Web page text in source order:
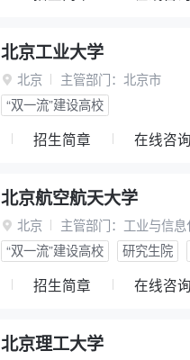
北京工业大学
 北京 主管部门： 北京市
“双一流”建设高校
招生简章 在线咨询
北京航空航天大学
 北京 主管部门： 工业与信息
“双一流”建设高校
研究生院
招生简章 在线咨询
北京理工大学